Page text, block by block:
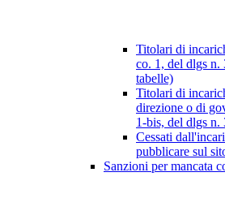
Titolari di
co. 1, del dlgs n.
tabelle)
Titolari di
direzione o di
1-bis, del dlgs n.
Cessati
pubblicare sul
Sanzioni per mancata